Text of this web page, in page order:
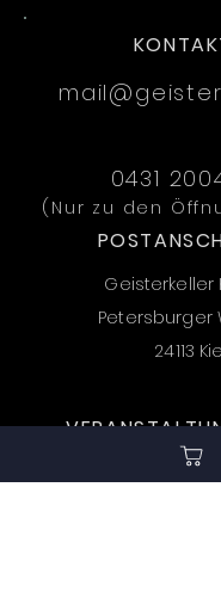
0431
(Nur zu den
Geisterkeller
Petersburger
24113
Geisterkeller